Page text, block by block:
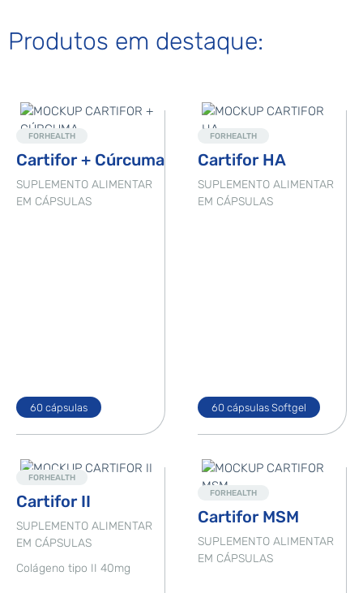
Produtos em destaque:
Novo
FORHEALTH
Cartifor + Cúrcuma
SUPLEMENTO ALIMENTAR
EM CÁPSULAS
60 cápsulas
Destaque
FORHEALTH
Cartifor HA
SUPLEMENTO ALIMENTAR
EM CÁPSULAS
60 cápsulas Softgel
Destaque
FORHEALTH
Cartifor II
SUPLEMENTO ALIMENTAR
EM CÁPSULAS
Colágeno tipo II 40mg
Destaque
FORHEALTH
Cartifor MSM
SUPLEMENTO ALIMENTAR
EM CÁPSULAS